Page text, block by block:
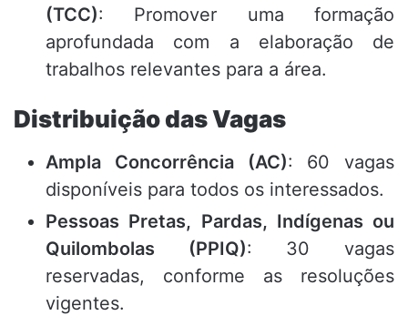
(TCC): Promover uma formação
aprofundada com a elaboração de
trabalhos relevantes para a área.
Distribuição das Vagas
Ampla Concorrência (AC): 60 vagas
disponíveis para todos os interessados.
Pessoas Pretas, Pardas, Indígenas ou
Quilombolas (PPIQ): 30 vagas
reservadas, conforme as resoluções
vigentes.